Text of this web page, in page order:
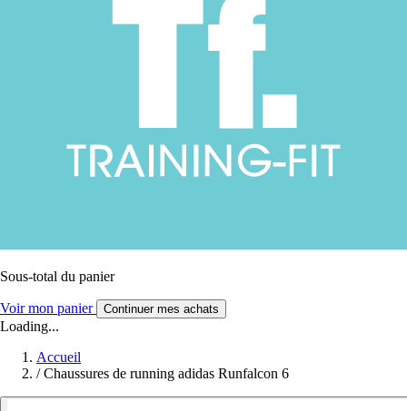
Sous-total du panier
Voir mon panier Continuer mes achats
Loading...
Accueil
/ Chaussures de running adidas Runfalcon 6